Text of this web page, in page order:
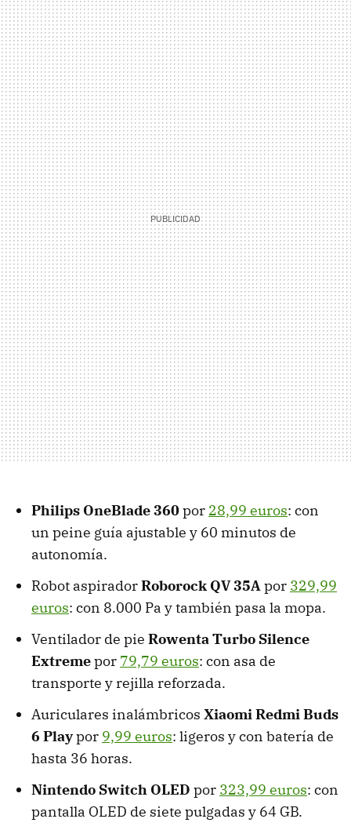
Philips OneBlade 360por 28,99 euros: con
un peine guía ajustable y 60 minutos de
autonomía.
Robot aspiradorRoborock QV 35Apor 329,99
euros: con 8.000 Pa y también pasa la mopa.
Ventilador de pie Rowenta Turbo Silence
Extremepor 79,79 euros: con asa de
transporte y rejilla reforzada.
Auriculares inalámbricos Xiaomi Redmi Buds
6 Playpor 9,99 euros: ligeros y con batería de
hasta 36 horas.
Nintendo Switch OLED por 323,99 euros: con
pantalla OLED de siete pulgadas y 64 GB.